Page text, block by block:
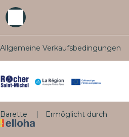
Allgemeine Verkaufsbedingungen
| Ermöglicht durch